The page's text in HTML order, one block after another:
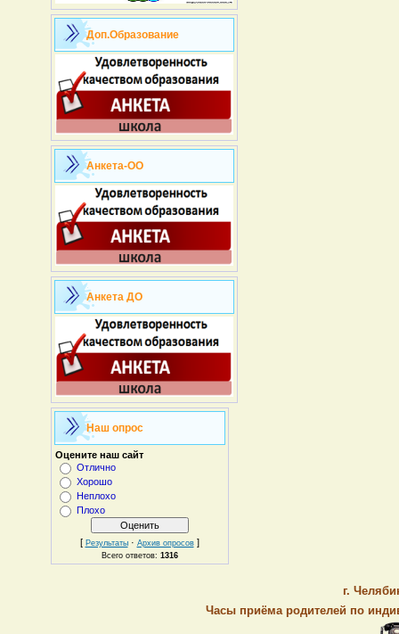
Доп.Образование
Анкета-ОО
Анкета ДО
Наш опрос
Оцените наш сайт
Отлично
Хорошо
Неплохо
Плохо
[ Результаты· Архив опросов]
Всего ответов: 1316
г.
Часы приёма родителей по